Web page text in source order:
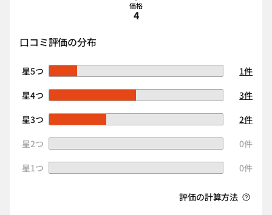
価格
4
口コミ評価の分布
星5つ
1件
星4つ
3件
星3つ
2件
星2つ
0件
星1つ
0件
評価の計算方法